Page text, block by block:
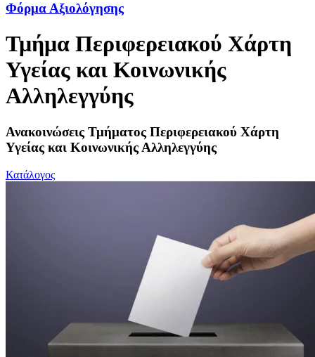
Φόρμα Αξιολόγησης
Τμήμα Περιφερειακού Χάρτη
Υγείας και Κοινωνικής
Αλληλεγγύης
Ανακοινώσεις Τμήματος Περιφερειακού Χάρτη
Υγείας και Κοινωνικής Αλληλεγγύης
Κατάλογος